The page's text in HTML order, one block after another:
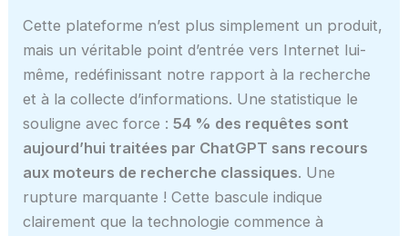
Cette plateforme n’est plus simplement un produit,
mais un véritable point d’entrée vers Internet lui-
même, redéfinissant notre rapport à la recherche
et à la collecte d’informations. Une statistique le
souligne avec force :54 % des requêtes sont
aujourd’hui traitées par ChatGPT sans recours
aux moteurs de recherche classiques. Une
rupture marquante ! Cette bascule indique
clairement que la technologie commence à